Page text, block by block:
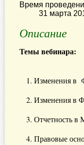
Время
31 марта
Описание
Темы вебинара:
Изменения в
Изменения в
Отчетность в
Правовые